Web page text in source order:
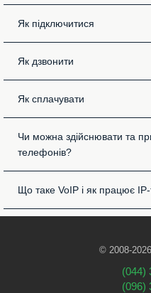
Як підключитися
Як дзвонити
Як сплачувати
Чи можна здійснювати та
телефонів?
Що таке VoIP і як працює
© 2008-
(044)
(096)